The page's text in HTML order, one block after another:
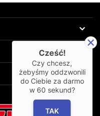
Cześć!
Czy chcesz,
żebyśmy oddzwonili
do Ciebie za darmo
w 60 sekund?
TAK